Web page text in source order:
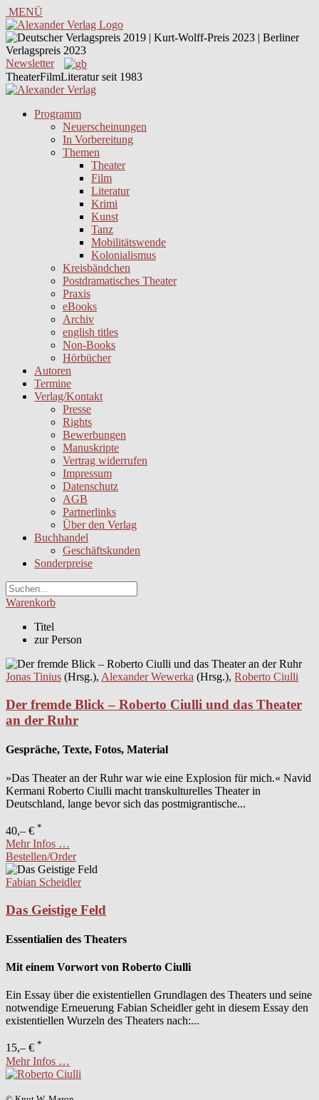
MENÜ
Newsletter
TheaterFilmLiteratur seit 1983
Programm
Neuerscheinungen
In Vorbereitung
Themen
Theater
Film
Literatur
Krimi
Kunst
Tanz
Mobilitätswende
Kolonialismus
Kreisbändchen
Postdramatisches Theater
Praxis
eBooks
Archiv
english titles
Non-Books
Hörbücher
Autoren
Termine
Verlag/Kontakt
Presse
Rights
Bewerbungen
Manuskripte
Vertrag widerrufen
Impressum
Datenschutz
AGB
Partnerlinks
Über den Verlag
Buchhandel
Geschäftskunden
Sonderpreise
Warenkorb
Titel
zur Person
Jonas Tinius (Hrsg.), Alexander Wewerka (Hrsg.), Roberto Ciulli
Der fremde Blick – Roberto Ciulli und das Theater
an der Ruhr
Gespräche, Texte, Fotos, Material
»Das Theater an der Ruhr war wie eine Explosion für mich.« Navid
Kermani Roberto Ciulli macht transkulturelles Theater in
Deutschland, lange bevor sich das postmigrantische...
40,– € *
Mehr Infos …
Bestellen/Order
Fabian Scheidler
Das Geistige Feld
Essentialien des Theaters
Mit einem Vorwort von Roberto Ciulli
Ein Essay über die existentiellen Grundlagen des Theaters und seine
notwendige Erneuerung Fabian Scheidler geht in diesem Essay den
existentiellen Wurzeln des Theaters nach:...
15,– € *
Mehr Infos …